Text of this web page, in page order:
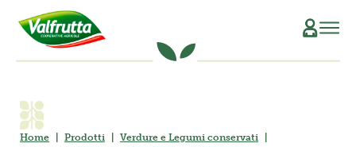
Il Manifesto
SCOPRI L’ORIGINE
Home Prodotti
Verdure e Legumi conservati